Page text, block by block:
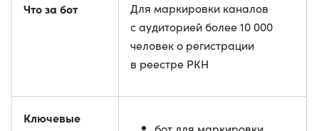
Что за бот
Для маркировки каналов
с аудиторией более 10 000
человек о регистрации
в реестре РКН
Ключевые